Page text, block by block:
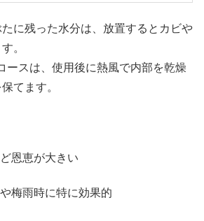
に残った水分は、放置するとカビや
。
ースは、使用後に熱風で内部を乾燥
てます。
恩恵が大きい
梅雨時に特に効果的